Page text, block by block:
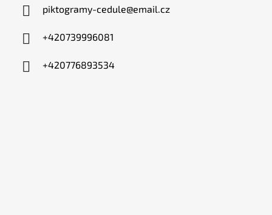
piktogramy-cedule@email.cz
+420739996081
+420776893534